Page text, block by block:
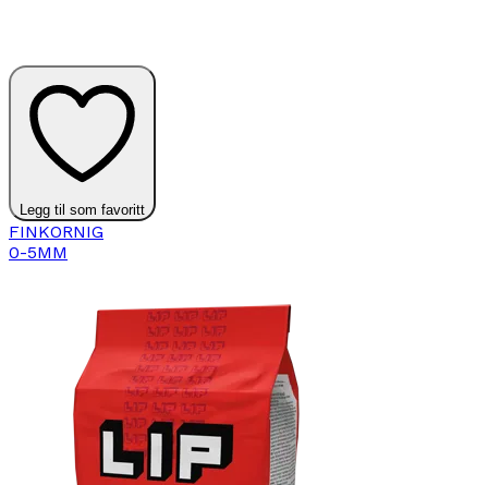
Legg til som favoritt
FINKORNIG
0-5MM